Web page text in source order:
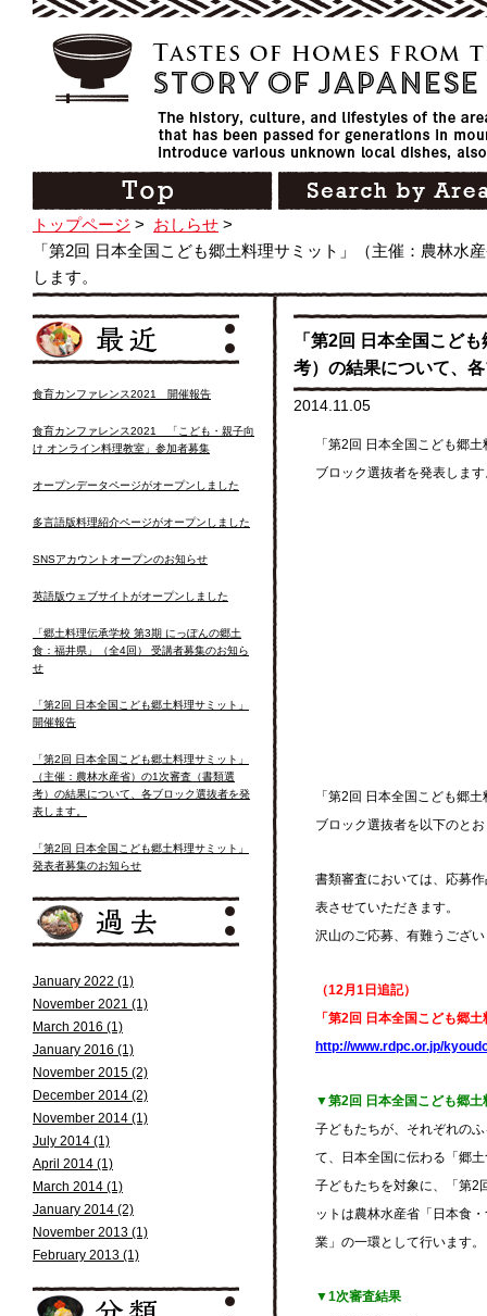
トップページ > おしらせ >
「第2回 日本全国こども郷土料理サミット」（主催：農林
します。
「第2回 日本全国こど
考）の結果について、
2014.11.05
「第2回 日本全国こども郷
ブロック選抜者を発表しま
「第2回 日本全国こども郷
ブロック選抜者を以下のと
書類審査においては、応募
表させていただきます。
沢山のご応募、有難うござ
（12月1日追記）
「第2回 日本全国こども郷
http://www.rdpc.or.jp/
▼第2回 日本全国こども郷土
子どもたちが、それぞれの
て、日本全国に伝わる「郷
子どもたちを対象に、「第2
ットは農林水産省「日本食
業」の一環として行います。
▼1次審査結果
食育カンファレンス2021 開催報告
食育カンファレンス2021 「こども・親子向
け オンライン料理教室」参加者募集
オープンデータページがオープンしました
多言語版料理紹介ページがオープンしました
SNSアカウントオープンのお知らせ
英語版ウェブサイトがオープンしました
「郷土料理伝承学校 第3期 にっぽんの郷土
食：福井県」（全4回） 受講者募集のお知ら
せ
「第2回 日本全国こども郷土料理サミット」
開催報告
「第2回 日本全国こども郷土料理サミット」
（主催：農林水産省）の1次審査（書類選
考）の結果について、各ブロック選抜者を発
表します。
「第2回 日本全国こども郷土料理サミット」
発表者募集のお知らせ
January 2022 (1)
November 2021 (1)
March 2016 (1)
January 2016 (1)
November 2015 (2)
December 2014 (2)
November 2014 (1)
July 2014 (1)
April 2014 (1)
March 2014 (1)
January 2014 (2)
November 2013 (1)
February 2013 (1)